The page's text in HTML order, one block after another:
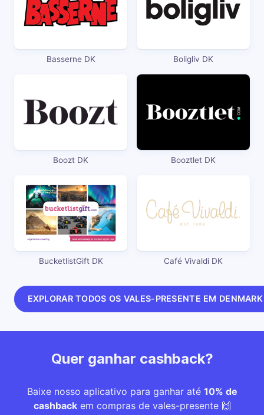
Basserne DK Boligliv DK
Boozt DK Booztlet DK
BucketlistGift DK Café Vivaldi DK
EXPLORAR TODOS OS VALES-PRESENTE EM DENMARK
Quer ganhar cashback?
Baixe nosso aplicativo para ganhar até 10% de
cashbackem compras de vales-presente 🙌